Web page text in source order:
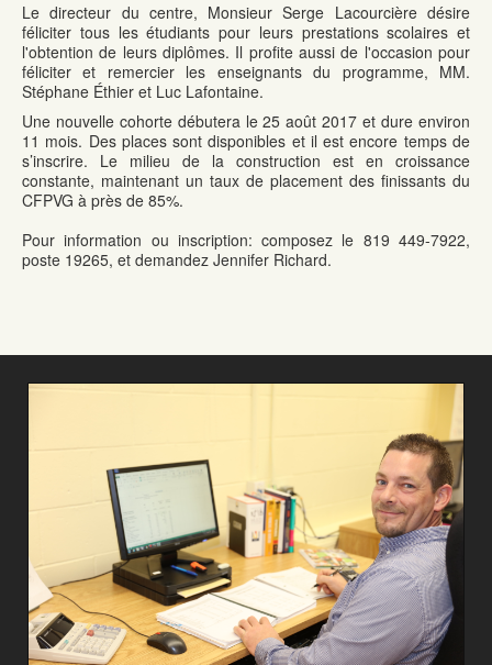
Le directeur du centre, Monsieur Serge Lacourcière désire
féliciter tous les étudiants pour leurs prestations scolaires et
l'obtention de leurs diplômes. Il profite aussi de l'occasion pour
féliciter et remercier les enseignants du programme, MM.
Stéphane Éthier et Luc Lafontaine.
Une nouvelle cohorte débutera le 25 août 2017 et dure environ
11 mois. Des places sont disponibles et il est encore temps de
s’inscrire. Le milieu de la construction est en croissance
constante, maintenant un taux de placement des finissants du
CFPVG à près de 85%.
Pour information ou inscription: composez le 819 449-7922,
poste 19265, et demandez Jennifer Richard.